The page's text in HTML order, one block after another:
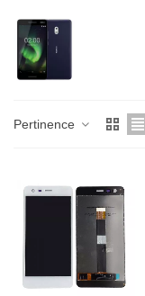
Pertinence